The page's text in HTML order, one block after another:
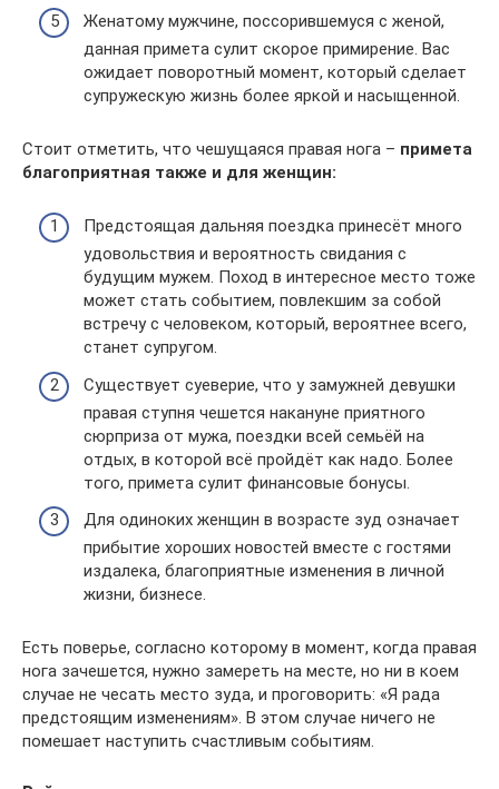
Женатому мужчине, поссорившемуся с женой,
данная примета сулит скорое примирение. Вас
ожидает поворотный момент, который сделает
супружескую жизнь более яркой и насыщенной.
Стоит отметить, что чешущаяся правая нога – примета
благоприятная также и для женщин:
Предстоящая дальняя поездка принесёт много
удовольствия и вероятность свидания с
будущим мужем. Поход в интересное место тоже
может стать событием, повлекшим за собой
встречу с человеком, который, вероятнее всего,
станет супругом.
Существует суеверие, что у замужней девушки
правая ступня чешется накануне приятного
сюрприза от мужа, поездки всей семьёй на
отдых, в которой всё пройдёт как надо. Более
того, примета сулит финансовые бонусы.
Для одиноких женщин в возрасте зуд означает
прибытие хороших новостей вместе с гостями
издалека, благоприятные изменения в личной
жизни, бизнесе.
Есть поверье, согласно которому в момент, когда правая
нога зачешется, нужно замереть на месте, но ни в коем
случае не чесать место зуда, и проговорить: «Я рада
предстоящим изменениям». В этом случае ничего не
помешает наступить счастливым событиям.